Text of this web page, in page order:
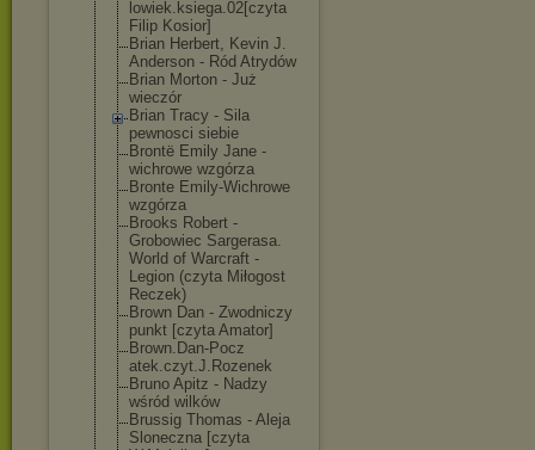
lowiek.ksiega.02[czyta
Filip Kosior]
Brian Herbert, Kevin J.
Anderson - Ród Atrydów
Brian Morton - Już
wieczór
Brian Tracy - Sila
pewnosci siebie
Brontë Emily Jane -
wichrowe wzgórza
Bronte Emily-Wichrowe
wzgórza
Brooks Robert -
Grobowiec Sargerasa.
World of Warcraft -
Legion (czyta Miłogost
Reczek)
Brown Dan - Zwodniczy
punkt [czyta Amator]
Brown.Dan-Pocz
atek.czyt.J.Rozenek
Bruno Apitz - Nadzy
wśród wilków
Brussig Thomas - Aleja
Sloneczna [czyta